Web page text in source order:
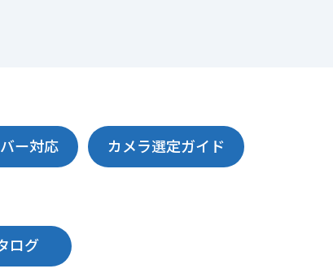
ー対応 カメラ選定ガイド
ログ